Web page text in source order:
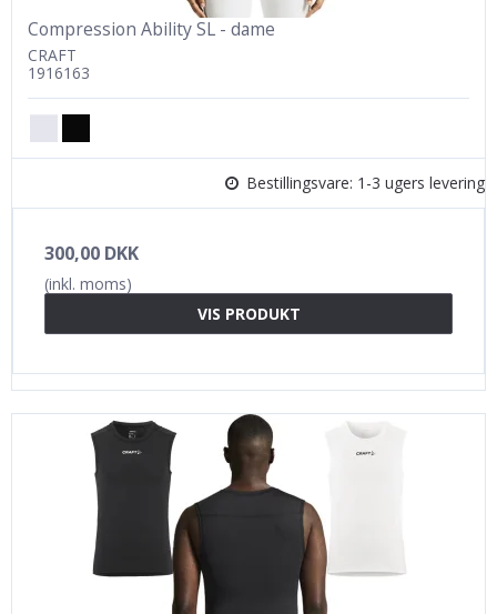
Compression Ability SL - dame
CRAFT
1916163
Bestillingsvare: 1-3 ugers levering
300,00 DKK
(inkl. moms)
VIS PRODUKT